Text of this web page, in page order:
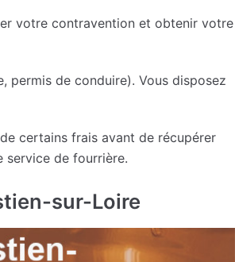
votre contravention et obtenir votre
permis de conduire). Vous disposez
certains frais avant de récupérer
service de fourrière.
sur-Loire